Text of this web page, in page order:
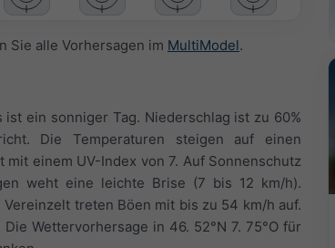
Sie alle Vorhersagen im MultiModel.
ein sonniger Tag. Niederschlag ist zu 60%
Die Temperaturen steigen auf einen
einem UV-Index von 7. Auf Sonnenschutz
weht eine leichte Brise (7 bis 12 km/h).
treten Böen mit bis zu 54 km/h auf.
Wettervorhersage in 46. 52°N 7. 75°O für